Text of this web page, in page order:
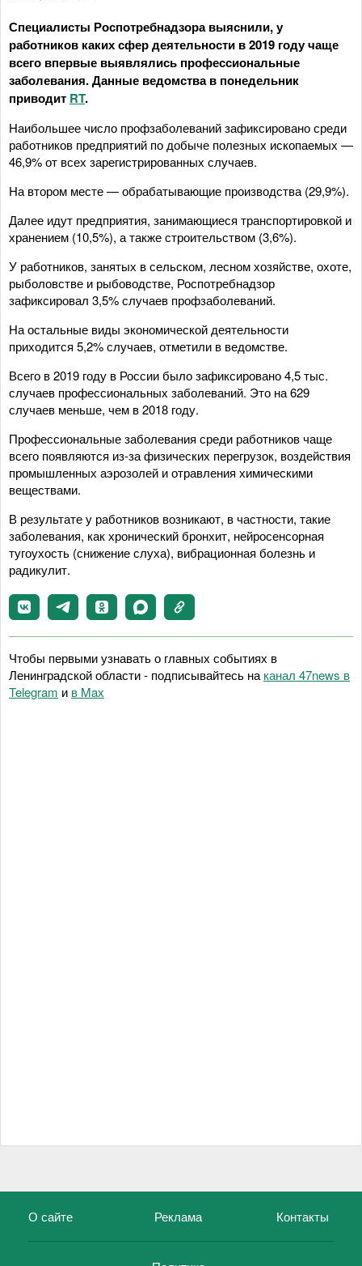
Специалисты Роспотребнадзора выяснили, у
работников каких сфер деятельности в 2019 году чаще
всего впервые выявлялись профессиональные
заболевания. Данные ведомства в понедельник
приводит RT.
Наибольшее число профзаболеваний зафиксировано среди
работников предприятий по добыче полезных ископаемых —
46,9% от всех зарегистрированных случаев.
На втором месте — обрабатывающие производства (29,9%).
Далее идут предприятия, занимающиеся транспортировкой и
хранением (10,5%), а также строительством (3,6%).
У работников, занятых в сельском, лесном хозяйстве, охоте,
рыболовстве и рыбоводстве, Роспотребнадзор
зафиксировал 3,5% случаев профзаболеваний.
На остальные виды экономической деятельности
приходится 5,2% случаев, отметили в ведомстве.
Всего в 2019 году в России было зафиксировано 4,5 тыс.
случаев профессиональных заболеваний. Это на 629
случаев меньше, чем в 2018 году.
Профессиональные заболевания среди работников чаще
всего появляются из-за физических перегрузок, воздействия
промышленных аэрозолей и отравления химическими
веществами.
В результате у работников возникают, в частности, такие
заболевания, как хронический бронхит, нейросенсорная
тугоухость (снижение слуха), вибрационная болезнь и
радикулит.
Чтобы первыми узнавать о главных событиях в
Ленинградской области - подписывайтесь на канал 47news в
Telegram и в Maх
О сайте Реклама Контакты